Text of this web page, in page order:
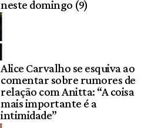
neste domingo (9)
Alice Carvalho se esquiva ao
comentar sobre rumores de
relação com Anitta: “A coisa
mais importante é a
intimidade”